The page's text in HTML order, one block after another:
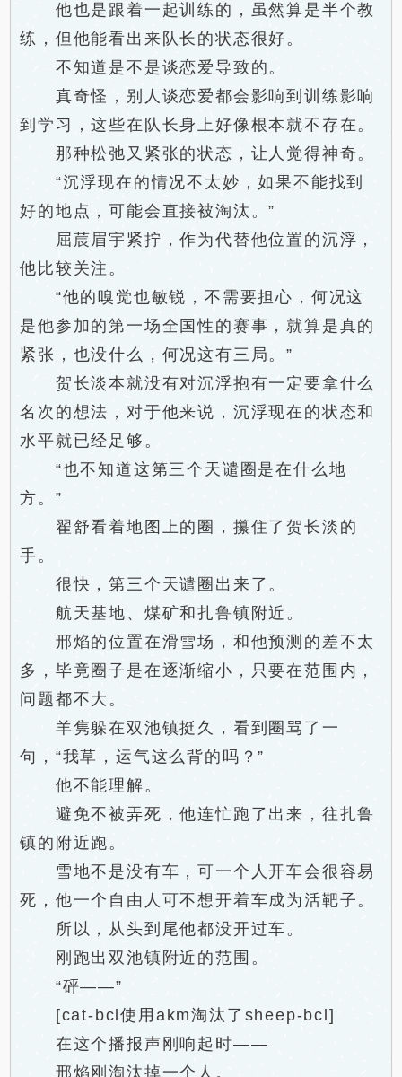
他也是跟着一起训练的，虽然算是半个教
练，但他能看出来队长的状态很好。
不知道是不是谈恋爱导致的。
真奇怪，别人谈恋爱都会影响到训练影响
到学习，这些在队长身上好像根本就不存在。
那种松弛又紧张的状态，让人觉得神奇。
“沉浮现在的情况不太妙，如果不能找到
好的地点，可能会直接被淘汰。”
屈莀眉宇紧拧，作为代替他位置的沉浮，
他比较关注。
“他的嗅觉也敏锐，不需要担心，何况这
是他参加的第一场全国性的赛事，就算是真的
紧张，也没什么，何况这有三局。”
贺长淡本就没有对沉浮抱有一定要拿什么
名次的想法，对于他来说，沉浮现在的状态和
水平就已经足够。
“也不知道这第三个天谴圈是在什么地
方。”
翟舒看着地图上的圈，攥住了贺长淡的
手。
很快，第三个天谴圈出来了。
航天基地、煤矿和扎鲁镇附近。
邢焰的位置在滑雪场，和他预测的差不太
多，毕竟圈子是在逐渐缩小，只要在范围内，
问题都不大。
羊隽躲在双池镇挺久，看到圈骂了一
句，“我草，运气这么背的吗？”
他不能理解。
避免不被弄死，他连忙跑了出来，往扎鲁
镇的附近跑。
雪地不是没有车，可一个人开车会很容易
死，他一个自由人可不想开着车成为活靶子。
所以，从头到尾他都没开过车。
刚跑出双池镇附近的范围。
“砰——”
[cat-bcl使用akm淘汰了sheep-bcl]
在这个播报声刚响起时——
邢焰刚淘汰掉一个人。